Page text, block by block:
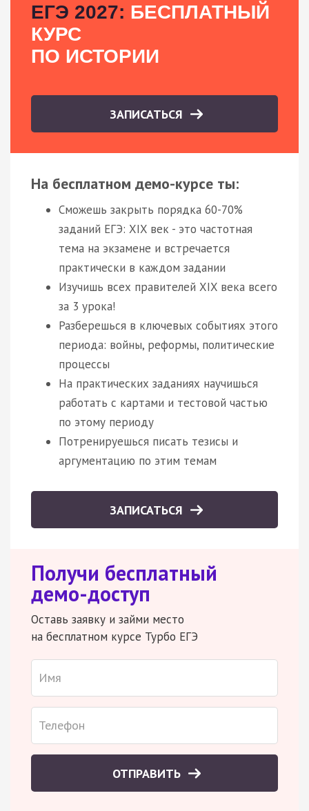
ЕГЭ 2027: БЕСПЛАТНЫЙ
КУРС
ПО ИСТОРИИ
ЗАПИСАТЬСЯ
На бесплатном демо-курсе ты:
Сможешь закрыть порядка 60-70%
заданий ЕГЭ: XIX век - это частотная
тема на экзамене и встречается
практически в каждом задании
Изучишь всех правителей XIX века всего
за 3 урока!
Разберешься в ключевых событиях этого
периода: войны, реформы, политические
процессы
На практических заданиях научишься
работать с картами и тестовой частью
по этому периоду
Потренируешься писать тезисы и
аргументацию по этим темам
ЗАПИСАТЬСЯ
Получи бесплатный
демо-доступ
Оставь заявку и займи место
на бесплатном курсе Турбо ЕГЭ
ОТПРАВИТЬ